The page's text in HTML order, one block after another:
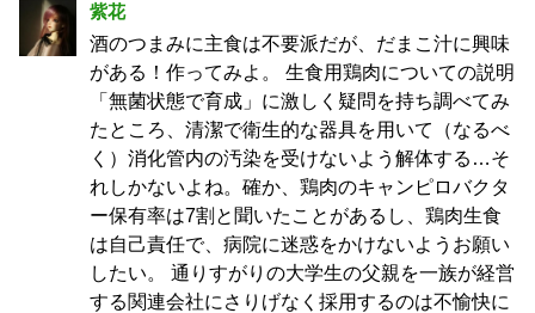
紫花
酒のつまみに主食は不要派だが、だまこ汁に興味
がある！作ってみよ。 生食用鶏肉についての説明
「無菌状態で育成」に激しく疑問を持ち調べてみ
たところ、清潔で衛生的な器具を用いて（なるべ
く）消化管内の汚染を受けないよう解体する…そ
れしかないよね。確か、鶏肉のキャンピロバクタ
ー保有率は7割と聞いたことがあるし、鶏肉生食
は自己責任で、病院に迷惑をかけないようお願い
したい。 通りすがりの大学生の父親を一族が経営
する関連会社にさりげなく採用するのは不愉快に